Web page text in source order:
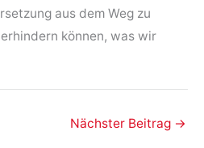
aus dem Weg zu
können, was wir
Nächster Beitrag →